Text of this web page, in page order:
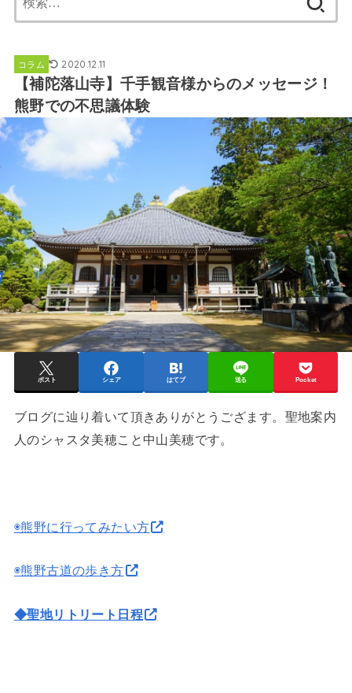
索:
コラム 2020.12.11
【補陀落山寺】千手観音様からのメッセージ！
熊野での不思議体験
ポスト シェア はてブ 送る Pocket
ブログに辿り着いて頂きありがとうござます。聖地案内
人のシャスタ美穂こと中山美穂です。
◉熊野に行ってみたい方
◉熊野古道の歩き方
◆聖地リトリート日程